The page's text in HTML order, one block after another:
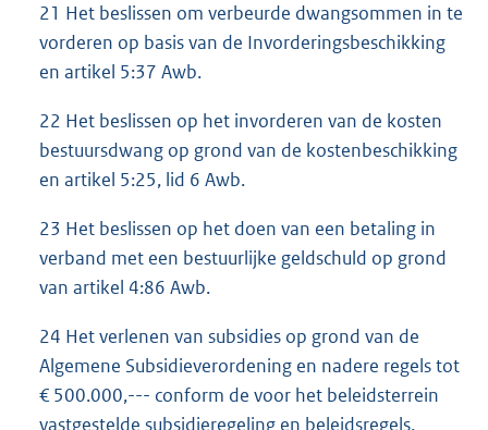
21 Het beslissen om verbeurde dwangsommen in te
vorderen op basis van de Invorderingsbeschikking
en artikel 5:37 Awb.
22 Het beslissen op het invorderen van de kosten
bestuursdwang op grond van de kostenbeschikking
en artikel 5:25, lid 6 Awb.
23 Het beslissen op het doen van een betaling in
verband met een bestuurlijke geldschuld op grond
van artikel 4:86 Awb.
24 Het verlenen van subsidies op grond van de
Algemene Subsidieverordening en nadere regels tot
€ 500.000,--- conform de voor het beleidsterrein
vastgestelde subsidieregeling en beleidsregels.